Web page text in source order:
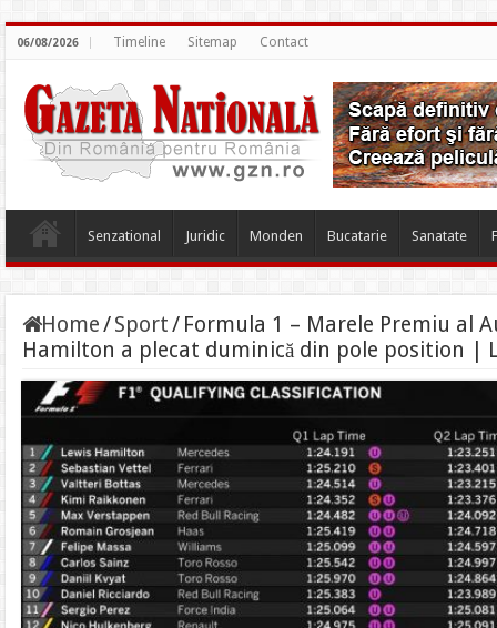
06/08/2026 Timeline Sitemap Contact
Senzational Juridic Monden Bucatarie Sanatate
Home/Sport/ Formula 1 – Marele Premiu al
Hamilton a plecat duminică din pole position |